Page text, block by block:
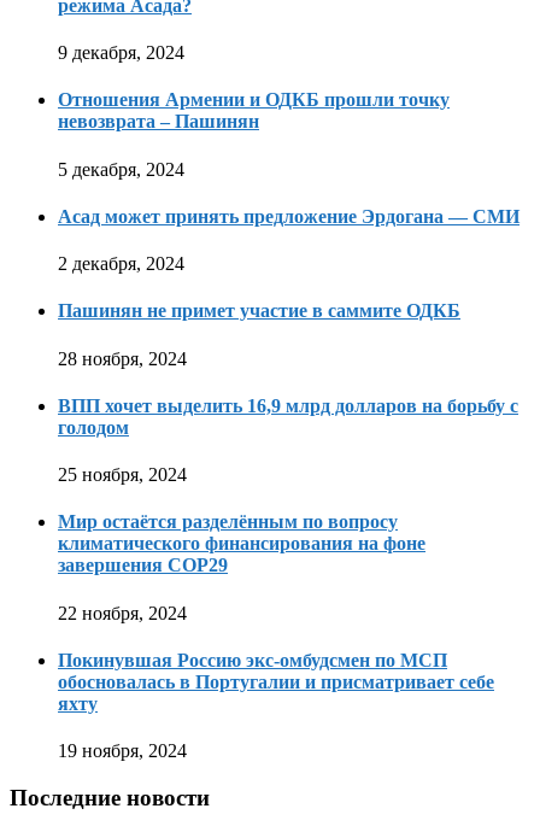
режима Асада?
9 декабря, 2024
Отношения Армении и ОДКБ прошли точку
невозврата – Пашинян
5 декабря, 2024
Асад может принять предложение Эрдогана — СМИ
2 декабря, 2024
Пашинян не примет участие в саммите ОДКБ
28 ноября, 2024
ВПП хочет выделить 16,9 млрд долларов на борьбу с
голодом
25 ноября, 2024
Мир остаётся разделённым по вопросу
климатического финансирования на фоне
завершения COP29
22 ноября, 2024
Покинувшая Россию экс-омбудсмен по МСП
обосновалась в Португалии и присматривает себе
яхту
19 ноября, 2024
Последние новости